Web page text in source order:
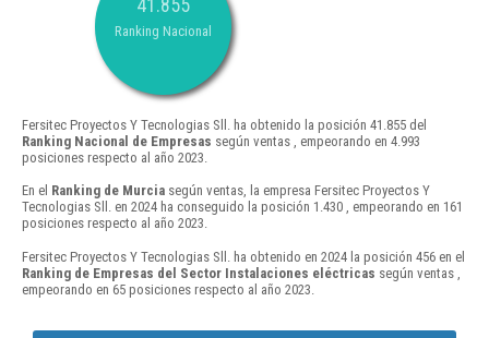
41.855
Ranking Nacional
Fersitec Proyectos Y Tecnologias Sll. ha obtenido la posición 41.855 del
Ranking Nacional de Empresas según ventas , empeorando en 4.993
posiciones respecto al año 2023.
En el Ranking de Murcia según ventas, la empresa Fersitec Proyectos Y
Tecnologias Sll. en 2024 ha conseguido la posición 1.430 , empeorando en 161
posiciones respecto al año 2023.
Fersitec Proyectos Y Tecnologias Sll. ha obtenido en 2024 la posición 456 en el
Ranking de Empresas del Sector Instalaciones eléctricas según ventas ,
empeorando en 65 posiciones respecto al año 2023.